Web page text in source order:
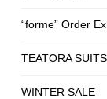
“forme” Order
TEATORA
WINTER SALE